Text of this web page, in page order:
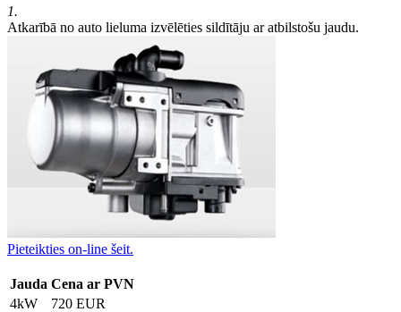
1.
Atkarībā no auto lieluma izvēlēties sildītāju ar atbilstošu jaudu.
Pieteikties on-line šeit.
Jauda Cena ar PVN
4kW
720 EUR